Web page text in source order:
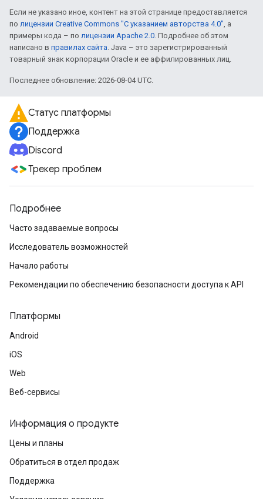
Если не указано иное, контент на этой странице предоставляется
по лицензии Creative Commons "С указанием авторства 4.0", а
примеры кода – по лицензии Apache 2.0. Подробнее об этом
написано в правилах сайта. Java – это зарегистрированный
товарный знак корпорации Oracle и ее аффилированных лиц.
Последнее обновление: 2026-08-04 UTC.
Статус платформы
Поддержка
Discord
Трекер проблем
Подробнее
Часто задаваемые вопросы
Исследователь возможностей
Начало работы
Рекомендации по обеспечению безопасности доступа к API
Платформы
Android
iOS
Web
Веб-сервисы
Информация о продукте
Цены и планы
Обратиться в отдел продаж
Поддержка